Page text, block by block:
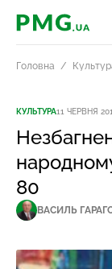
PMG.ua
Головна
КУЛЬТУРА11 ЧЕРВНЯ
80
ВАСИЛЬ